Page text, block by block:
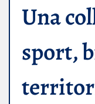
Una
sport,